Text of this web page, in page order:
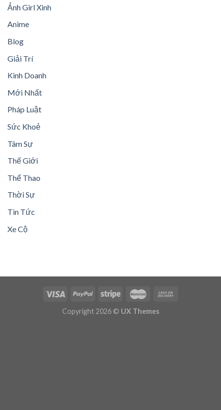
Ảnh Girl Xinh
Anime
Blog
Giải Trí
Kinh Doanh
Mới Nhất
Pháp Luật
Sức Khoẻ
Tâm Sự
Thế Giới
Thể Thao
Thời Sự
Tin Tức
Xe Cộ
Copyright 2026 © UX Themes